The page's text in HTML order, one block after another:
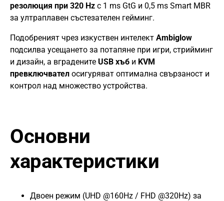
резолюция при 320 Hz с 1 ms GtG и 0,5 ms Smart MBR
за ултраплавен състезателен гейминг.
Подобреният чрез изкуствен интелект Ambiglow
подсилва усещането за потапяне при игри, стрийминг
и дизайн, а вградените USB хъб и KVM
превключвател осигуряват оптимална свързаност и
контрол над множество устройства.
Основни
характеристики
Двоен режим (UHD @160Hz / FHD @320Hz) за